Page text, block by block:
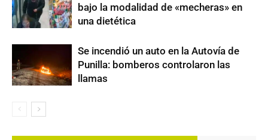
bajo la modalidad de «mecheras» en
una dietética
Se incendió un auto en la Autovía de
Punilla: bomberos controlaron las
llamas